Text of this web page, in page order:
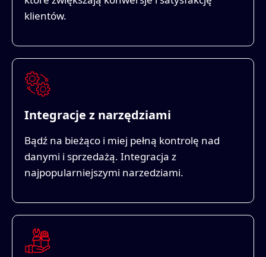
klientów.
Integracje z narzędziami
Bądź na bieżąco i miej pełną kontrolę nad
danymi i sprzedażą. Integracja z
najpopularniejszymi narzedziami.